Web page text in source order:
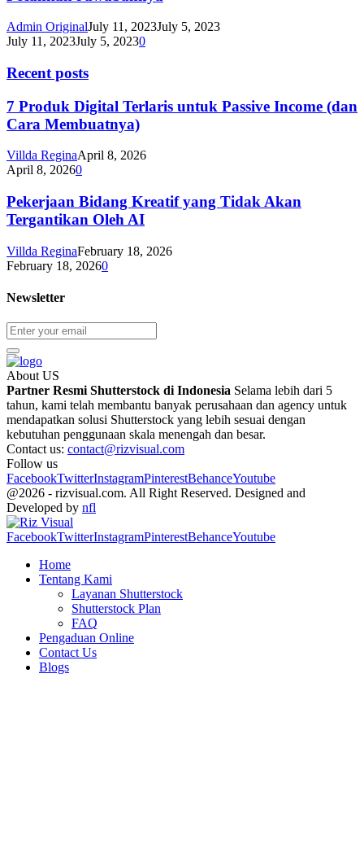
Admin OriginalJuly 11, 2023July 5, 2023
July 11, 2023July 5, 20230
Recent posts
7 Produk Digital Terlaris untuk Passive Income (dan
Cara Membuatnya)
Villda ReginaApril 8, 2026
April 8, 20260
Pekerjaan Bidang Kreatif yang Tidak Akan
Tergantikan Oleh AI
Villda ReginaFebruary 18, 2026
February 18, 20260
Newsletter
About US
Partner Resmi Shutterstock di Indonesia Selama lebih dari 5
tahun, kami telah membantu banyak perusahaan dan agency untuk
mendapatkan solusi Shutterstock yang lebih sesuai dengan
kebutuhan penggunaan skala menengah dan besar.
Contact us: contact@rizvisual.com
Follow us
FacebookTwitterInstagramPinterestBehanceYoutube
@2026 - rizvisual.com. All Right Reserved. Designed and
Developed by nfl
FacebookTwitterInstagramPinterestBehanceYoutube
Home
Tentang Kami
Layanan Shutterstock
Shutterstock Plan
FAQ
Pengaduan Online
Contact Us
Blogs